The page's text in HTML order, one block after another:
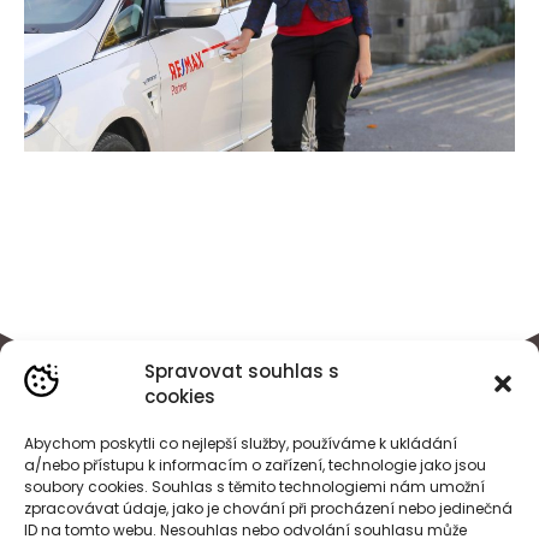
Spravovat souhlas s
cookies
Abychom poskytli co nejlepší služby, používáme k ukládání
a/nebo přístupu k informacím o zařízení, technologie jako jsou
soubory cookies. Souhlas s těmito technologiemi nám umožní
zpracovávat údaje, jako je chování při procházení nebo jedinečná
ID na tomto webu. Nesouhlas nebo odvolání souhlasu může